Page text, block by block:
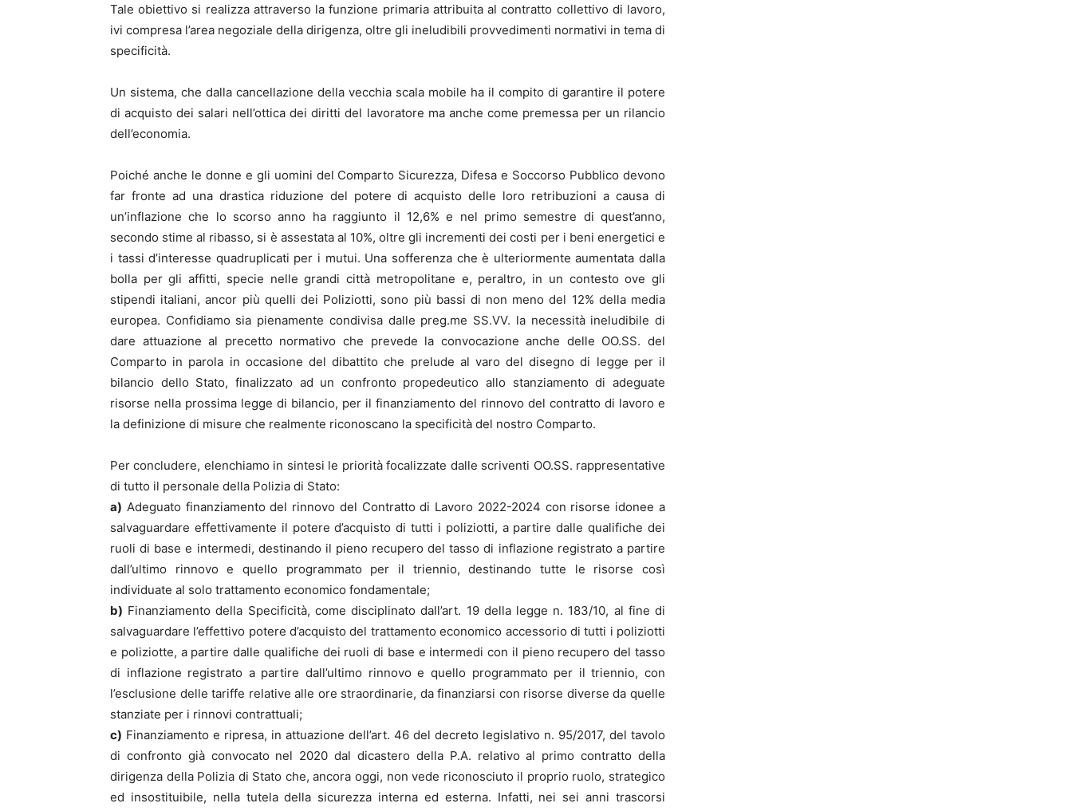
Tale obiettivo si realizza attraverso la funzione primaria attribuita al contratto collettivo di lavoro,
ivi compresa l’area negoziale della dirigenza, oltre gli ineludibili provvedimenti normativi in tema di
specificità.
Un sistema, che dalla cancellazione della vecchia scala mobile ha il compito di garantire il potere
di acquisto dei salari nell’ottica dei diritti del lavoratore ma anche come premessa per un rilancio
dell’economia.
Poiché anche le donne e gli uomini del Comparto Sicurezza, Difesa e Soccorso Pubblico devono
far fronte ad una drastica riduzione del potere di acquisto delle loro retribuzioni a causa di
un’inflazione che lo scorso anno ha raggiunto il 12,6% e nel primo semestre di quest’anno,
secondo stime al ribasso, si è assestata al 10%, oltre gli incrementi dei costi per i beni energetici e
i tassi d’interesse quadruplicati per i mutui. Una sofferenza che è ulteriormente aumentata dalla
bolla per gli affitti, specie nelle grandi città metropolitane e, peraltro, in un contesto ove gli
stipendi italiani, ancor più quelli dei Poliziotti, sono più bassi di non meno del 12% della media
europea. Confidiamo sia pienamente condivisa dalle preg.me SS.VV. la necessità ineludibile di
dare attuazione al precetto normativo che prevede la convocazione anche delle OO.SS. del
Comparto in parola in occasione del dibattito che prelude al varo del disegno di legge per il
bilancio dello Stato, finalizzato ad un confronto propedeutico allo stanziamento di adeguate
risorse nella prossima legge di bilancio, per il finanziamento del rinnovo del contratto di lavoro e
la definizione di misure che realmente riconoscano la specificità del nostro Comparto.
Per concludere, elenchiamo in sintesi le priorità focalizzate dalle scriventi OO.SS. rappresentative
di tutto il personale della Polizia di Stato:
a) Adeguato finanziamento del rinnovo del Contratto di Lavoro 2022-2024 con risorse idonee a
salvaguardare effettivamente il potere d’acquisto di tutti i poliziotti, a partire dalle qualifiche dei
ruoli di base e intermedi, destinando il pieno recupero del tasso di inflazione registrato a partire
dall’ultimo rinnovo e quello programmato per il triennio, destinando tutte le risorse così
individuate al solo trattamento economico fondamentale;
b) Finanziamento della Specificità, come disciplinato dall’art. 19 della legge n. 183/10, al fine di
salvaguardare l’effettivo potere d’acquisto del trattamento economico accessorio di tutti i poliziotti
e poliziotte, a partire dalle qualifiche dei ruoli di base e intermedi con il pieno recupero del tasso
di inflazione registrato a partire dall’ultimo rinnovo e quello programmato per il triennio, con
l’esclusione delle tariffe relative alle ore straordinarie, da finanziarsi con risorse diverse da quelle
stanziate per i rinnovi contrattuali;
c) Finanziamento e ripresa, in attuazione dell’art. 46 del decreto legislativo n. 95/2017, del tavolo
di confronto già convocato nel 2020 dal dicastero della P.A. relativo al primo contratto della
dirigenza della Polizia di Stato che, ancora oggi, non vede riconosciuto il proprio ruolo, strategico
ed insostituibile, nella tutela della sicurezza interna ed esterna. Infatti, nei sei anni trascorsi